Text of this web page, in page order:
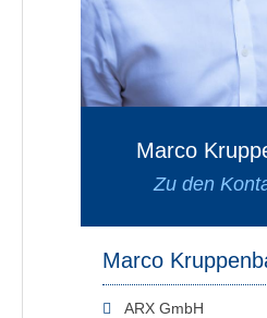
Marco
Zu den
Marco
ARX GmbH